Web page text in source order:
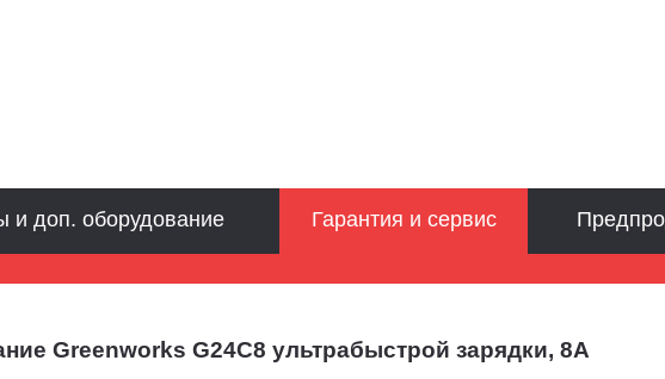
Greenworks G24C8 ультрабыстрой зарядки, 8А
и доп. оборудование Гарантия и сервис